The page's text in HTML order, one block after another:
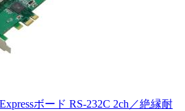
ボード RS-232C 2ch／絶縁耐